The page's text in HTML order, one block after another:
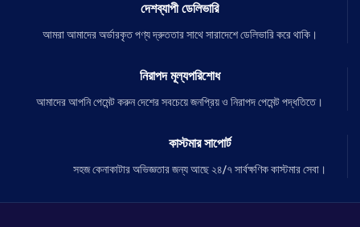
দেশব্যাপী ডেলিভারি
আমরা আমাদের অর্ডারকৃত পণ্য দ্রুততার সাথে সারাদেশে ডেলিভারি করে থাকি।
নিরাপদ মূল্যপরিশোধ
আমাদের আপনি পেমেন্ট করুন দেশের সবচেয়ে জনপ্রিয় ও নিরাপদ পেমেন্ট পদ্ধতিতে।
কাস্টমার সাপোর্ট
সহজ কেনাকাটার অভিজ্ঞতার জন্য আছে ২৪/৭ সার্বক্ষণিক কাস্টমার সেবা।